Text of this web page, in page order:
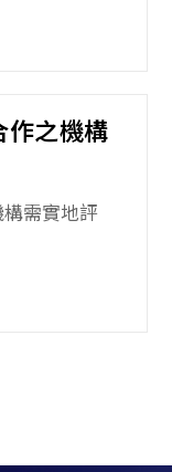
作之機構
需實地評